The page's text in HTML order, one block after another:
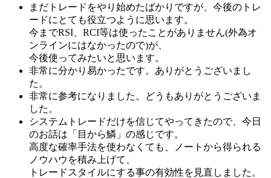
まだトレードをやり始めたばかりですが、今後のトレ
ードにとても役立つように思います。
今までRSI、RCI等は使ったことがありません(外為オ
ンラインにはなかったので)が、
今後使ってみたいと思います。
非常に分かり易かったです。ありがとうございまし
た。
非常に参考になりました。どうもありがとうございま
した。
システムトレードだけを信じてやってきたので、今日
のお話は「目から鱗」の感じです。
高度な確率手法を使わなくても、ノートから得られる
ノウハウを積み上げて、
トレードスタイルにする事の有効性を見直しました。